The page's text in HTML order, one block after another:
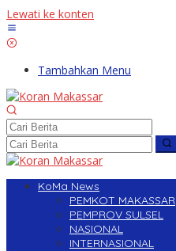
Lewati ke konten
Tambahkan Menu
KoMa News
PEMKOT MAKASSAR
PEMPROV SULSEL
NASIONAL
INTERNASIONAL